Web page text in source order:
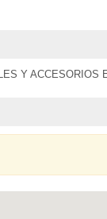
Y ACCESORIOS